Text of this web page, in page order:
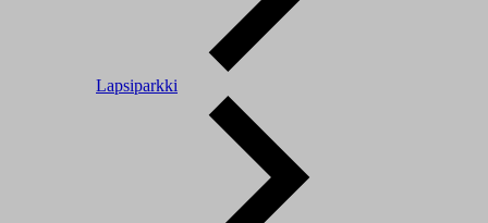
Lapsiparkki